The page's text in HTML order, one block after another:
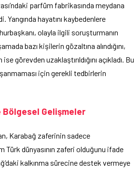
parfüm fabrikasında meydana
Yangında hayatını kaybedenlere
olayla ilgili soruşturmanın
bazı kişilerin gözaltına alındığını,
görevden uzaklaştırıldığını açıkladı. Bu
için gerekli tedbirlerin
Bölgesel Gelişmeler
Karabağ zaferinin sadece
Türk dünyasının zaferi olduğunu ifade
kalkınma sürecine destek vermeye